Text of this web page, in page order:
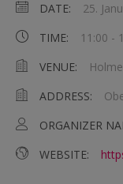
DATE: 25.
TIME:
11:00 -
VENUE:
ADDRESS:
ORGANIZER
WEBSITE: